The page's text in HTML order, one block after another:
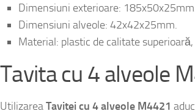
Dimensiuni alveole: 42x42x25mm.
Material: plastic de calitate
Tavita cu 4 alveole